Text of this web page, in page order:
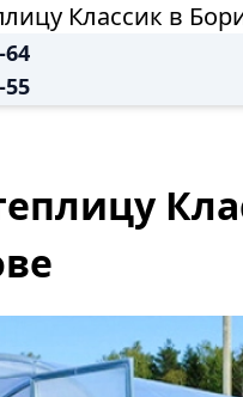
Классик в
64
55